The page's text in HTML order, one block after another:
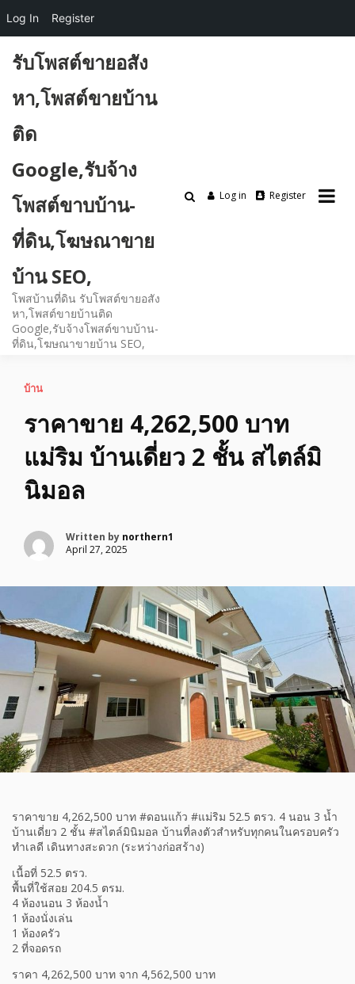
content
รับโพสต์ขายอสัง
หา,โพสต์ขายบ้าน
ติด
Google,รับจ้าง
โพสต์ขาบบ้าน-
ที่ดิน,โฆษณาขาย
บ้าน SEO,
โพสบ้านที่ดิน รับโพสต์ขายอสัง
หา,โพสต์ขายบ้านติด
Google,รับจ้างโพสต์ขาบบ้าน-
ที่ดิน,โฆษณาขายบ้าน SEO,
Log in Register
บ้าน
ราคาขาย 4,262,500 บาท
แม่ริม บ้านเดี่ยว 2 ชั้น สไตล์มิ
นิมอล
Written by northern1
April 27, 2025
ราคาขาย 4,262,500 บาท #ดอนแก้ว #แม่ริม 52.5 ตรว. 4 นอน 3 น้ำ
บ้านเดี่ยว 2 ชั้น #สไตล์มินิมอล บ้านที่ลงตัวสำหรับทุกคนในครอบครัว
ทำเลดี เดินทางสะดวก (ระหว่างก่อสร้าง)
เนื้อที่ 52.5 ตรว.
พื้นที่ใช้สอย 204.5 ตรม.
4 ห้องนอน 3 ห้องน้ำ
1 ห้องนั่งเล่น
1 ห้องครัว
2 ที่จอดรถ
ราคา 4,262,500 บาท จาก 4,562,500 บาท
Log In Register